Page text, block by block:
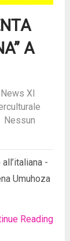
A
News XI
Nessun
-
Umuhoza
Reading